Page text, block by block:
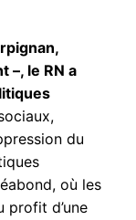
–, le RN a
du
où les
profit d’une